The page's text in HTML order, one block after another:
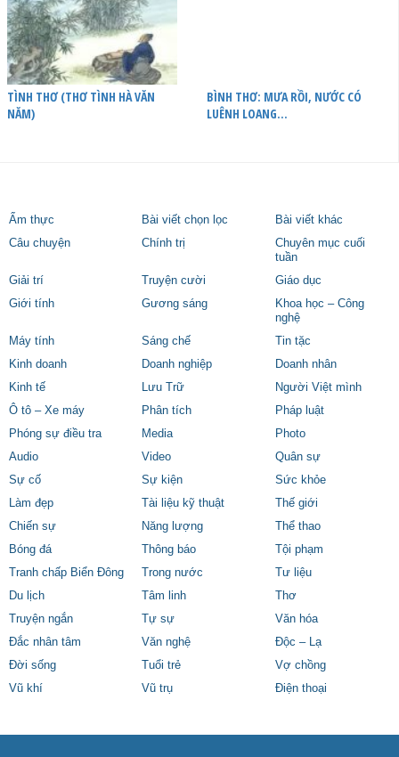
TÌNH THƠ (THƠ TÌNH HÀ VĂN
NĂM)
BÌNH THƠ: MƯA RỒI, NƯỚC CÓ
LUÊNH LOANG…
Ẩm thực Bài viết chọn lọc
Bài viết khác
Câu chuyện
Chính trị
Chuyên mục cuối
tuần
Giải trí
Truyện cười
Giáo dục
Giới tính
Gương sáng
Khoa học – Công
nghệ
Máy tính
Sáng chế
Tin tặc
Kinh doanh
Doanh nghiệp
Doanh nhân
Kinh tế
Lưu Trữ
Người Việt mình
Ô tô – Xe máy
Phân tích
Pháp luật
Phóng sự điều tra
Media
Photo
Audio
Video
Quân sự
Sự cố
Sự kiện
Sức khỏe
Làm đẹp
Tài liệu kỹ thuật
Thế giới
Chiến sự
Năng lượng
Thể thao
Bóng đá
Thông báo
Tội phạm
Tranh chấp Biển Đông
Trong nước
Tư liệu
Du lịch
Tâm linh
Thơ
Truyện ngắn
Tự sự
Văn hóa
Đắc nhân tâm
Văn nghệ
Độc – Lạ
Đời sống
Tuổi trẻ
Vợ chồng
Vũ khí
Vũ trụ Điện thoại